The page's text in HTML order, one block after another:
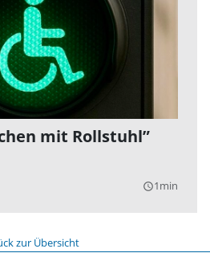
mit Rollstuhl”
query_builder1min
zur Übersicht